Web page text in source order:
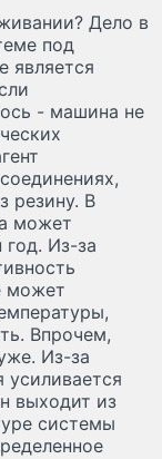
Дело в
под
является
- машина не
резину. В
может
год. Из-за
может
Впрочем,
Из-за
усиливается
выходит из
системы